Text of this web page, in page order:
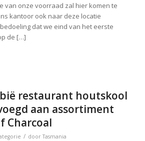
van onze voorraad zal hier komen te
kantoor ook naar deze locatie
dat we eind van het eerste
de […]
restaurant houtskool
aan assortiment
Charcoal
/ doorTasmania